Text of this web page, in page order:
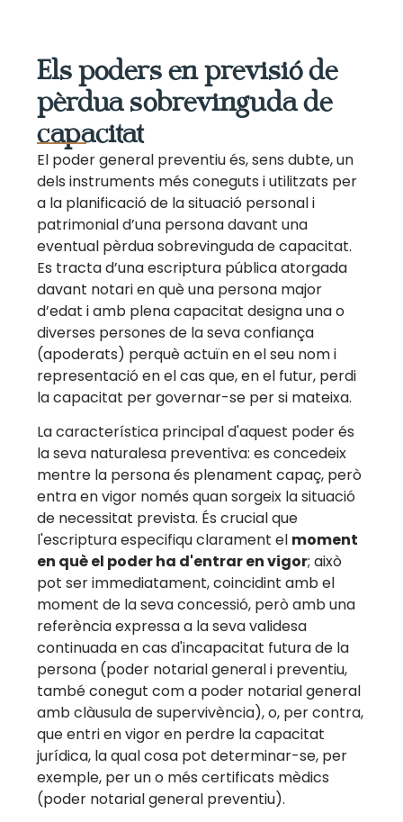
Els poders en previsió de
pèrdua sobrevinguda de
capacitat
El poder general preventiu és, sens dubte, un
dels instruments més coneguts i utilitzats per
a la planificació de la situació personal i
patrimonial d’una persona davant una
eventual pèrdua sobrevinguda de capacitat.
Es tracta d’una escriptura pública atorgada
davant notari en què una persona major
d’edat i amb plena capacitat designa una o
diverses persones de la seva confiança
(apoderats) perquè actuïn en el seu nom i
representació en el cas que, en el futur, perdi
la capacitat per governar-se per si mateixa.
La característica principal d'aquest poder és
la seva naturalesa preventiva: es concedeix
mentre la persona és plenament capaç, però
entra en vigor només quan sorgeix la situació
de necessitat prevista. És crucial que
l'escriptura especifiqu clarament el moment
en què el poder ha d'entrar en vigor; això
pot ser immediatament, coincidint amb el
moment de la seva concessió, però amb una
referència expressa a la seva validesa
continuada en cas d'incapacitat futura de la
persona (poder notarial general i preventiu,
també conegut com a poder notarial general
amb clàusula de supervivència), o, per contra,
que entri en vigor en perdre la capacitat
jurídica, la qual cosa pot determinar-se, per
exemple, per un o més certificats mèdics
(poder notarial general preventiu).